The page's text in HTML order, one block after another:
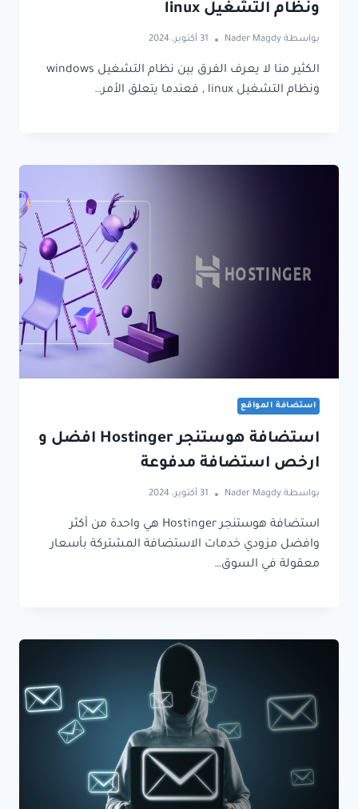
ونظام التشغيل linux
بواسطة Nader Magdy 31 أكتوبر، 2024
الكثير منا لا يعرف الفرق بين نظام التشغيل windows
ونظام التشغيل linux , فعندما يتعلق الأمر…
استضافة المواقع
استضافة هوستنجر Hostinger افضل و
ارخص استضافة مدفوعة
بواسطة Nader Magdy 31 أكتوبر، 2024
استضافة هوستنجر Hostinger هي واحدة من أكثر
وافضل مزودي خدمات الاستضافة المشتركة بأسعار
معقولة في السوق…